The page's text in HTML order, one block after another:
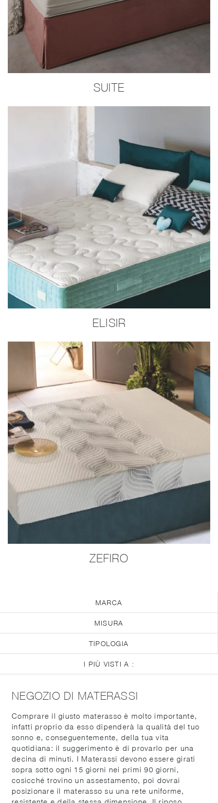
MARCA
MISURA
TIPOLOGIA
I PIÙ VISTI A :
SUITE
ELISIR
ZEFIRO
NEGOZIO DI MATERASSI
Comprare il giusto materasso è molto importante,
infatti proprio da esso dipenderà la qualità del tuo
sonno e, conseguentemente, della tua vita
quotidiana: il suggerimento è di provarlo per una
decina di minuti. I Materassi devono essere girati
sopra sotto ogni 15 giorni nei primi 90 giorni,
cosicché trovino un assestamento, poi dovrai
posizionare il materasso su una rete uniforme,